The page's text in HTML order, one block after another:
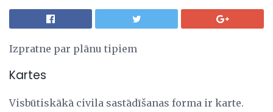
Izpratne par plānu tipiem
Kartes
Visbūtiskākā civila sastādīšanas forma ir karte.